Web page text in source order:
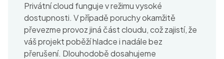
Privátní cloud funguje v režimu vysoké
dostupnosti. V případě poruchy okamžitě
převezme provoz jiná část cloudu, což zajistí, že
váš projekt poběží hladce i nadále bez
přerušení. Dlouhodobě dosahujeme